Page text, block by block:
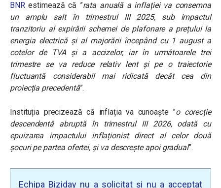
BNRestimează că ”rata anuală a inflației va consemna
un amplu salt în trimestrul III 2025, sub impactul
tranzitoriu al expirării schemei de plafonare a prețului la
energia electrică și al majorării începând cu 1 august a
cotelor de TVA și a accizelor, iar în următoarele trei
trimestre se va reduce relativ lent și pe o traiectorie
fluctuantă considerabil mai ridicată decât cea din
proiecția precedentă”.
Instituția precizează că inflația va cunoaște ”o corecție
descendentă abruptă în trimestrul III 2026, odată cu
epuizarea impactului inflaționist direct al celor două
șocuri pe partea ofertei, și va descrește apoi gradual”.
Echipa Biziday nu a solicitat și nu a acceptat